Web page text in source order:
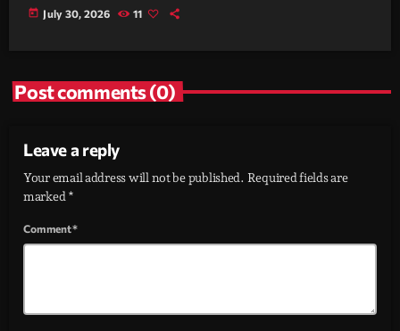
today July 30, 2026 11
Post comments (0)
Leave a reply
Your email address will not be published. Required fields are
marked *
Comment*